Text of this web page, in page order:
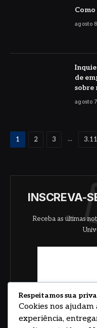
agosto
de
sobre
agosto
1 2 3 ...
INSCREVA-
Receba as últimas
Respeitamos sua
Cookies nos
experiência,